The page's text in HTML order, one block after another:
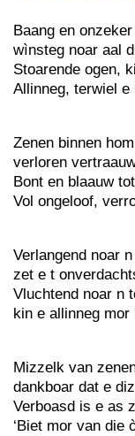
Baang en
wìnsteg noar aal
Stoarende ogen,
Allinneg, terwiel
Zenen binnen
verloren
Bont en blaauw
Vol ongeloof,
Verlangend noar
zet e t
Vluchtend noar n
kin e allinneg mor
Mizzelk van
dankboar dat e
Verboasd is e as
‘Biet mor van die